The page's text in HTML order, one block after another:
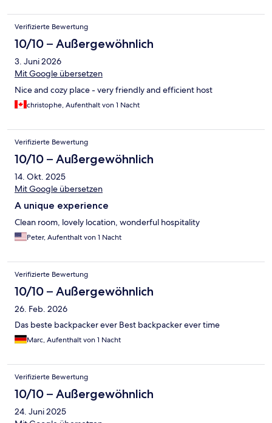
Verifizierte Bewertung
10/10 – Außergewöhnlich
3. Juni 2026
Mit Google übersetzen
Nice and cozy place - very friendly and efficient host
christophe, Aufenthalt von 1 Nacht
Verifizierte Bewertung
10/10 – Außergewöhnlich
14. Okt. 2025
Mit Google übersetzen
A unique experience
Clean room, lovely location, wonderful hospitality
Peter, Aufenthalt von 1 Nacht
Verifizierte Bewertung
10/10 – Außergewöhnlich
26. Feb. 2026
Das beste backpacker ever Best backpacker ever time
Marc, Aufenthalt von 1 Nacht
Verifizierte Bewertung
10/10 – Außergewöhnlich
24. Juni 2025